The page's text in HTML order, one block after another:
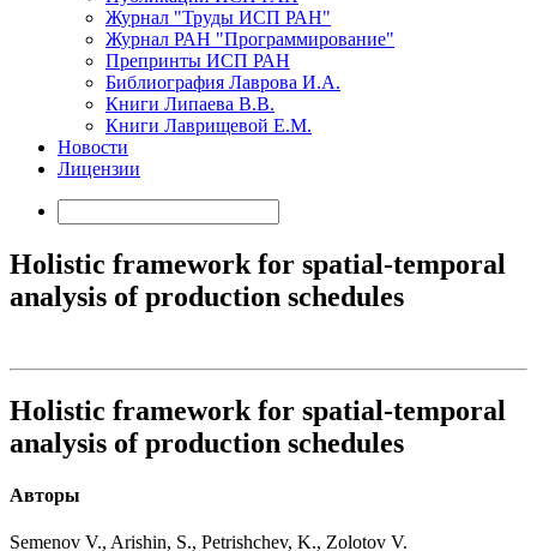
Журнал "Труды ИСП РАН"
Журнал РАН "Программирование"
Препринты ИСП РАН
Библиография Лаврова И.А.
Книги Липаева В.В.
Книги Лаврищевой Е.М.
Новости
Лицензии
Holistic framework for spatial-temporal
analysis of production schedules
Holistic framework for spatial-temporal
analysis of production schedules
Авторы
Semenov V., Arishin, S., Petrishchev, K., Zolotov V.